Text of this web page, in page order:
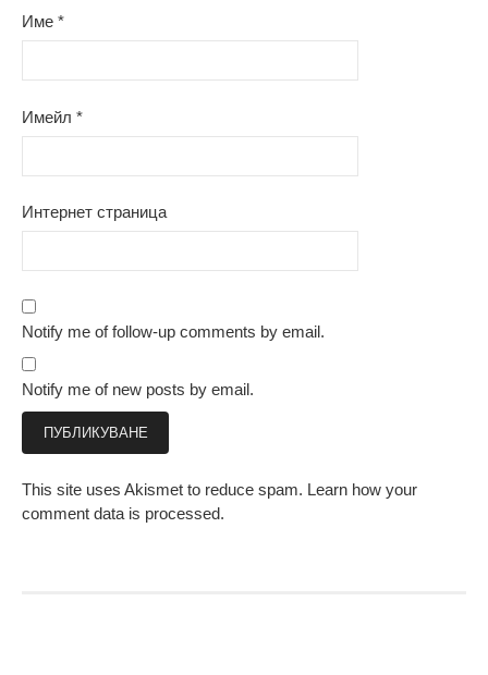
Име *
Имейл *
Интернет страница
Notify me of follow-up comments by email.
Notify me of new posts by email.
This site uses Akismet to reduce spam. Learn how your
comment data is processed.